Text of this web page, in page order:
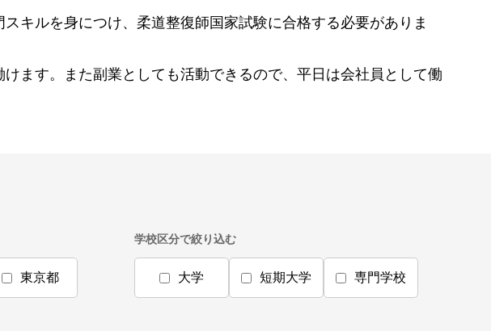
キルを身につけ、柔道整復師国家試験に合格する必要がありま
ます。また副業としても活動できるので、平日は会社員として働
東京都
学校区分で絞り込む
大学 短期大学 専門学校